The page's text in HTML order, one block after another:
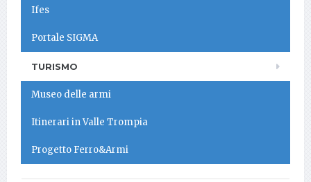
Ifes
Portale SIGMA
TURISMO
Museo delle armi
Itinerari in Valle Trompia
Progetto Ferro&Armi